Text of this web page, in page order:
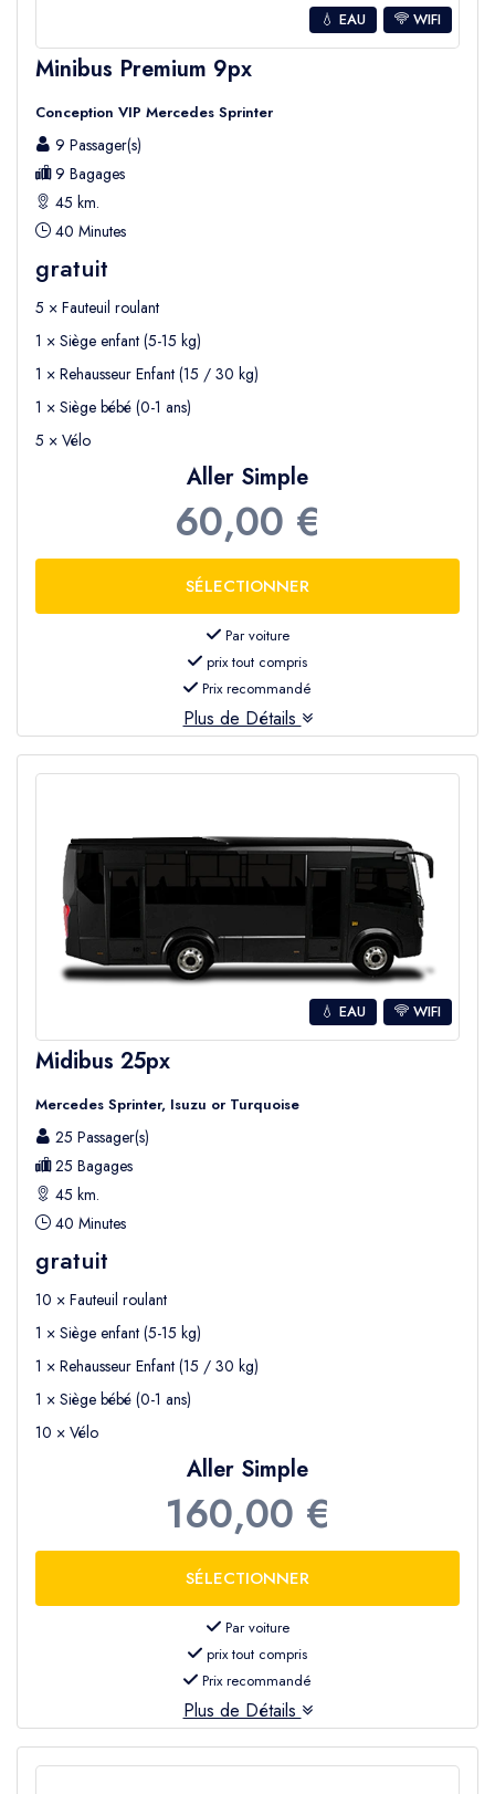
vous inquiéter pour votre transport. AvecSeja
Group Travel, vous évitez les longues files
d’attente pour les taxis et les transports publics
compliqués.
Votre chauffeur vous conduira directement à
votre hôtel à Belek afin que vous puissiez
commencer immédiatement à profiter de
vos vacances
Commencez votre voyage de la meilleure
façon etréservez dès aujourd’hui votre
transfert de l’aéroport d’Antalya à Belek
avec Seja Group Travel.
💧 EAU WIFI
Minibus Premium 9px
Conception VIP Mercedes Sprinter
9 Passager(s)
9 Bagages
45 km.
40 Minutes
gratuit
5 × Fauteuil roulant
1 × Siège enfant (5-15 kg)
1 × Rehausseur Enfant (15 / 30 kg)
1 × Siège bébé (0-1 ans)
5 × Vélo
Aller Simple
60,00 €
Par voiture
prix tout compris
Prix recommandé
Plus de Détails
💧 EAU WIFI
Midibus 25px
Mercedes Sprinter, Isuzu or Turquoise
25 Passager(s)
25 Bagages
45 km.
40 Minutes
gratuit
10 × Fauteuil roulant
1 × Siège enfant (5-15 kg)
1 × Rehausseur Enfant (15 / 30 kg)
1 × Siège bébé (0-1 ans)
10 × Vélo
Aller Simple
160,00 €
Par voiture
prix tout compris
Prix recommandé
Plus de Détails